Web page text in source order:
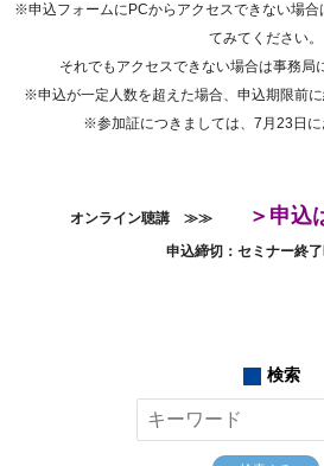
※申込フォームにPCからアクセスできない場合
てみてください。
それでもアクセスできない場合は事務局
※申込が一定人数を超えた場合、申込期限前に
※参加証につきましては、7月23日に
オンライン聴講 ≫≫ ＞申込
申込締切：セミナー終
検索